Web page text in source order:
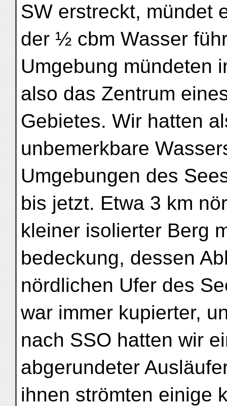
SW erstreckt, mündet
der ½ cbm Wasser
Umgebung mündeten
also das Zentrum
Gebietes. Wir hatten
unbemerkbare
Umgebungen des
bis jetzt. Etwa 3 km
kleiner isolierter Berg
bedeckung, dessen
nördlichen Ufer des
war immer kupierter,
nach SSO hatten wir
abgerundeter
ihnen strömten einige